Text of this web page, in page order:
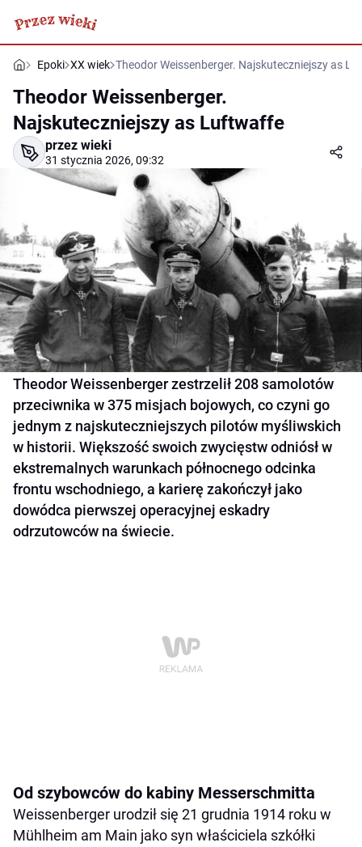
Epoki XX wiek Theodor Weissenberger. Najskuteczniejszy as
Theodor Weissenberger.
Najskuteczniejszy as Luftwaffe
przez wieki
31 stycznia 2026, 09:32
Theodor Weissenberger zestrzelił 208 samolotów
przeciwnika w 375 misjach bojowych, co czyni go
jednym z najskuteczniejszych pilotów myśliwskich
w historii. Większość swoich zwycięstw odniósł w
ekstremalnych warunkach północnego odcinka
frontu wschodniego, a karierę zakończył jako
dowódca pierwszej operacyjnej eskadry
odrzutowców na świecie.
Od szybowców do kabiny Messerschmitta
Weissenberger urodził się 21 grudnia 1914 roku w
Mühlheim am Main jako syn właściciela szkółki